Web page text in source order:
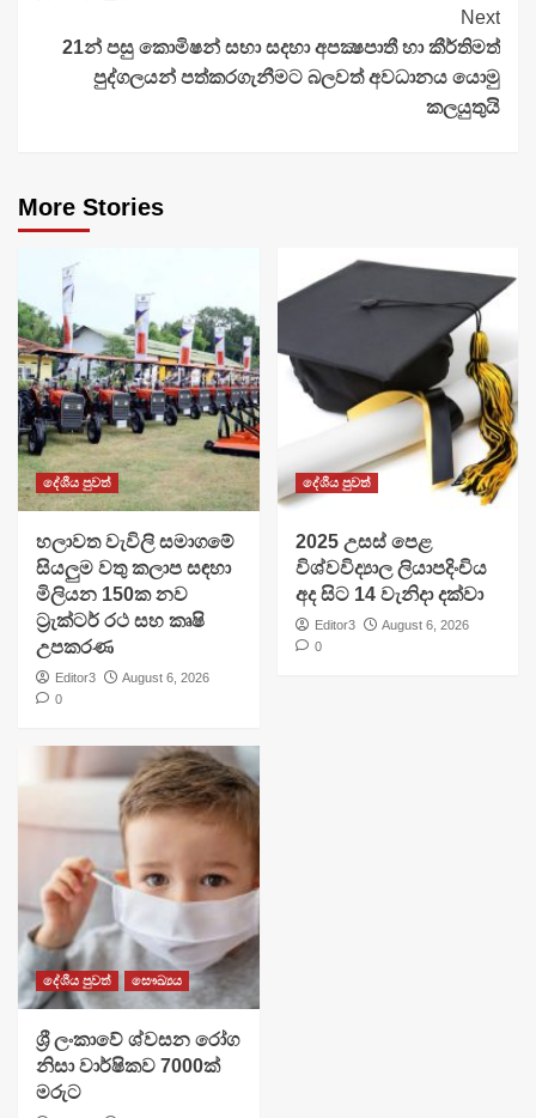
Next
21න් පසු කොමිෂන් සභා සදහා අපක්‍ෂපාතී හා කීර්තිමත්
පුද්ගලයන් පත්කරගැනීමට බලවත් අවධානය යොමු
කලයුතුයි
More Stories
දේශීය පුවත්
හලාවත වැවිලි සමාගමේ
සියලුම වතු කලාප සඳහා
මිලියන 150ක නව
ට්‍රැක්ටර් රථ සහ කෘෂි
උපකරණ
Editor3
August 6, 2026
0
දේශීය පුවත්
​2025 උසස් පෙළ
විශ්වවිද්‍යාල ලියාපදිංචිය
අද සිට 14 වැනිදා දක්වා
Editor3
August 6, 2026
0
දේශීය පුවත් සෞඛ්‍යය
ශ්‍රී ලංකාවේ ශ්වසන රෝග
නිසා වාර්ෂිකව 7000ක්
මරුට